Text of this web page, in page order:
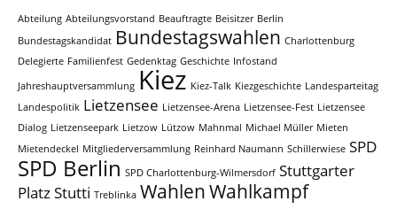
Abteilung Abteilungsvorstand Beauftragte Beisitzer Berlin
Bundestagskandidat Bundestagswahlen Charlottenburg
Delegierte Familienfest Gedenktag Geschichte Infostand
Jahreshauptversammlung Kiez Kiez-Talk Kiezgeschichte Landesparteitag
Landespolitik Lietzensee Lietzensee-Arena Lietzensee-Fest Lietzensee
Dialog Lietzenseepark Lietzow Lützow Mahnmal Michael Müller Mieten
Mietendeckel Mitgliederversammlung Reinhard Naumann Schillerwiese SPD
SPD Berlin SPD Charlottenburg-Wilmersdorf Stuttgarter
PlatzStutti Treblinka WahlenWahlkampf